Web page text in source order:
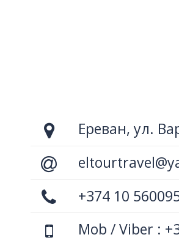
Ереван, ул.
+374 10
Mob / Viber :